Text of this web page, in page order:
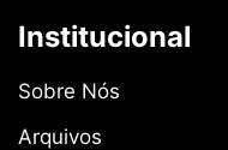
Institucional
Sobre Nós
Arquivos